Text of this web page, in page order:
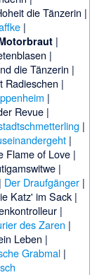
die Tänzerin |
|
|
|
die Tänzerin |
Radieschen |
|
Revue |
|
|
Flame of Love |
|
Der Draufgänger|
Katz' im Sack |
|
des Zaren |
Leben |
Grabmal |